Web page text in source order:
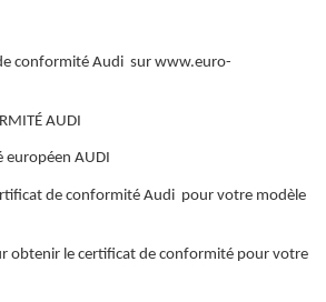
conformité Audi sur www.euro-
AUDI
européen AUDI
de conformité Audi pour votre modèle
obtenir le certificat de conformité pour votre